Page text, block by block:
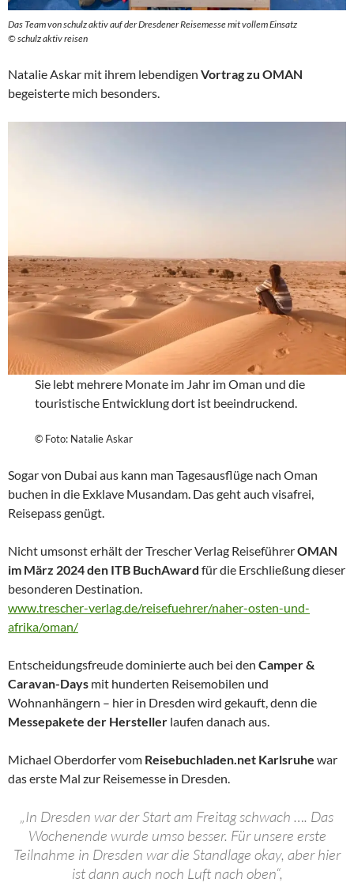
Das Team von schulz aktiv auf der Dresdener Reisemesse mit vollem Einsatz
© schulz aktiv reisen
Natalie Askar mit ihrem lebendigen Vortrag zu OMAN
begeisterte mich besonders.
Sie lebt mehrere Monate im Jahr im Oman und die
touristische Entwicklung dort ist beeindruckend.
© Foto: Natalie Askar
Sogar von Dubai aus kann man Tagesausflüge nach Oman
buchen in die Exklave Musandam. Das geht auch visafrei,
Reisepass genügt.
Nicht umsonst erhält der Trescher Verlag ReiseführerOMAN
im März 2024 den ITB BuchAward für die Erschließung dieser
besonderen Destination.
www.trescher-verlag.de/reisefuehrer/naher-osten-und-
afrika/oman/
Entscheidungsfreude dominierte auch bei den Camper &
Caravan-Days mit hunderten Reisemobilen und
Wohnanhängern – hier in Dresden wird gekauft, denn die
Messepakete der Hersteller laufen danach aus.
Michael Oberdorfer vom Reisebuchladen.net Karlsruhe war
das erste Mal zur Reisemesse in Dresden.
„In Dresden war der Start am Freitag schwach …. Das
Wochenende wurde umso besser. Für unsere erste
Teilnahme in Dresden war die Standlage okay, aber hier
ist dann auch noch Luft nach oben“,